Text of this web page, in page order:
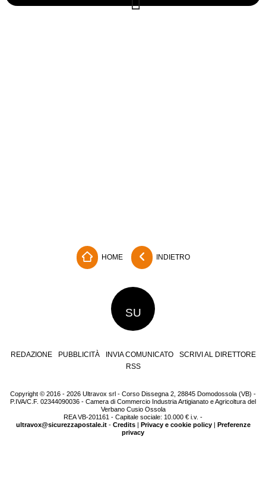
HOME INDIETRO
SU
REDAZIONE PUBBLICITÀ INVIA COMUNICATO
SCRIVI AL DIRETTORE
RSS
Copyright © 2016 - 2026 Ultravox srl - Corso Dissegna 2, 28845 Domodossola (VB) -
P.IVA/C.F. 02344090036 - Camera di Commercio Industria Artigianato e Agricoltura del
Verbano Cusio Ossola
REA VB-201161 - Capitale sociale: 10.000 € i.v. -
ultravox@sicurezzapostale.it- Credits| Privacy e cookie policy| Preferenze
privacy